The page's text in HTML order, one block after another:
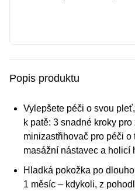
Popis produktu
Vylepšete péči o svou
k patě: 3 snadné kroky
minizastřihovač pro péči
masážní nástavec a holicí
Hladká pokožka po
1 měsíc – kdykoli, z